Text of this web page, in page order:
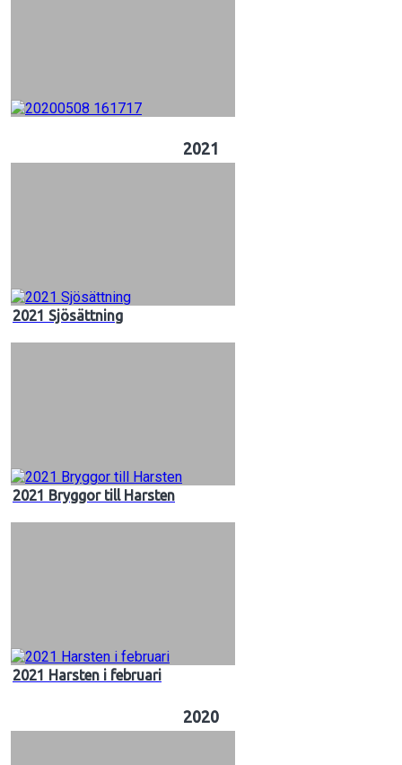
2021
2021 Sjösättning
2021 Bryggor till Harsten
2021 Harsten i februari
2020